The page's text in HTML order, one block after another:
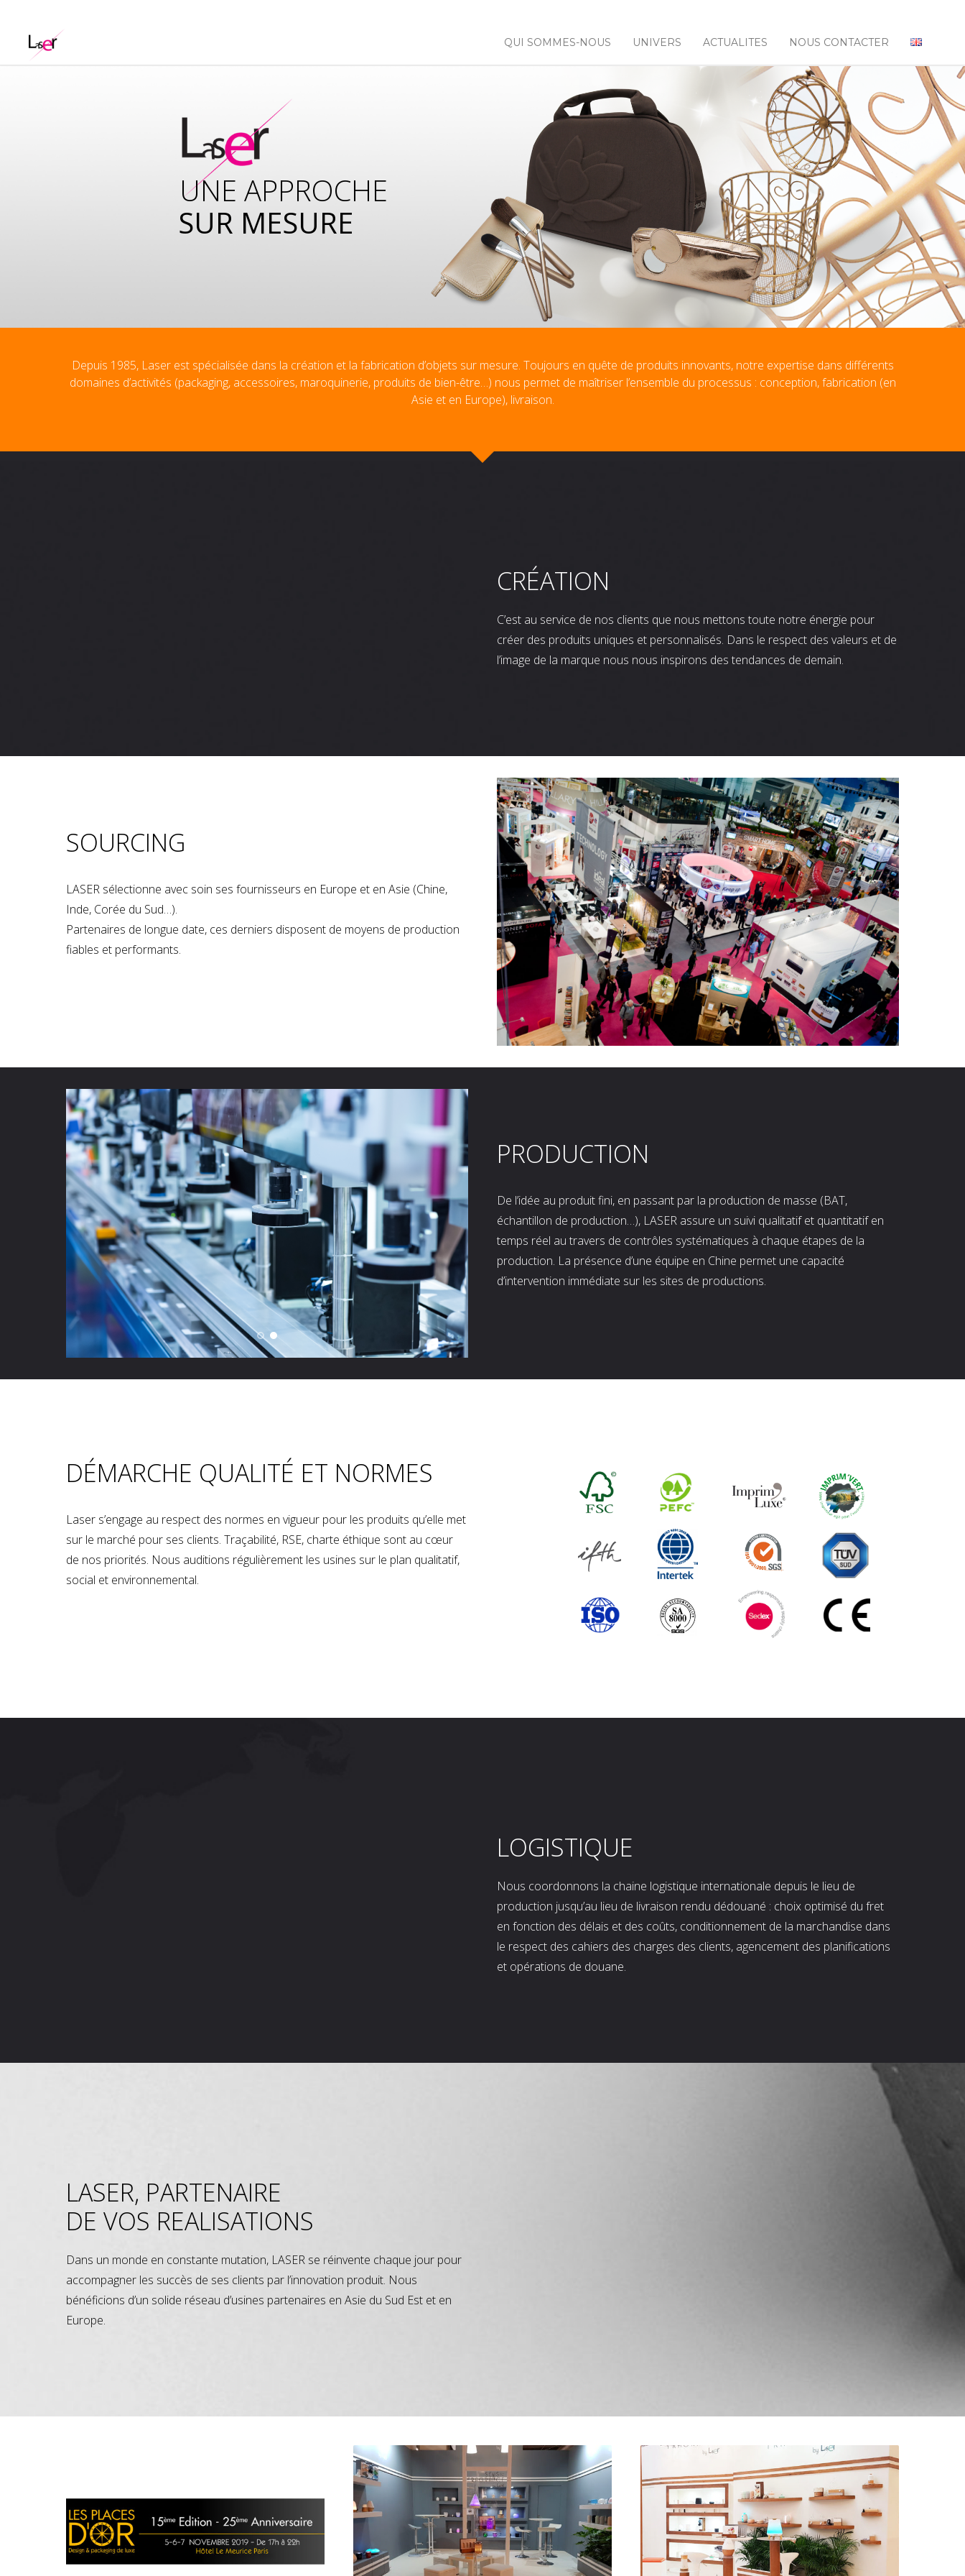
QUI SOMMES-NOUS UNIVERS ACTUALITES NOUS CONTACTER
SUR MESURE
UNE APPROCHE
Depuis 1985, Laser est spécialisée dans la création et la fabrication d’objets sur mesure. Toujours en quête de produits innovants, notre expertise dans différents
domaines d’activités (packaging, accessoires, maroquinerie, produits de bien-être…) nous permet de maîtriser l’ensemble du processus : conception, fabrication (en
Asie et en Europe), livraison.
CRÉATION
C’est au service de nos clients que nous mettons toute notre énergie pour
créer des produits uniques et personnalisés. Dans le respect des valeurs et de
l’image de la marque nous nous inspirons des tendances de demain.
SOURCING
LASER sélectionne avec soin ses fournisseurs en Europe et en Asie (Chine,
Inde, Corée du Sud…).
Partenaires de longue date, ces derniers disposent de moyens de production
fiables et performants.
PRODUCTION
De l’idée au produit fini, en passant par la production de masse (BAT,
échantillon de production…), LASER assure un suivi qualitatif et quantitatif en
temps réel au travers de contrôles systématiques à chaque étapes de la
production. La présence d’une équipe en Chine permet une capacité
d’intervention immédiate sur les sites de productions.
DÉMARCHE QUALITÉ ET NORMES
Laser s’engage au respect des normes en vigueur pour les produits qu’elle met
sur le marché pour ses clients. Traçabilité, RSE, charte éthique sont au cœur
de nos priorités. Nous auditions régulièrement les usines sur le plan qualitatif,
social et environnemental.
LOGISTIQUE
Nous coordonnons la chaine logistique internationale depuis le lieu de
production jusqu’au lieu de livraison rendu dédouané : choix optimisé du fret
en fonction des délais et des coûts, conditionnement de la marchandise dans
le respect des cahiers des charges des clients, agencement des planifications
et opérations de douane.
LASER, PARTENAIRE
DE VOS REALISATIONS
Dans un monde en constante mutation, LASER se réinvente chaque jour pour
accompagner les succès de ses clients par l’innovation produit. Nous
bénéficions d’un solide réseau d’usines partenaires en Asie du Sud Est et en
Europe.